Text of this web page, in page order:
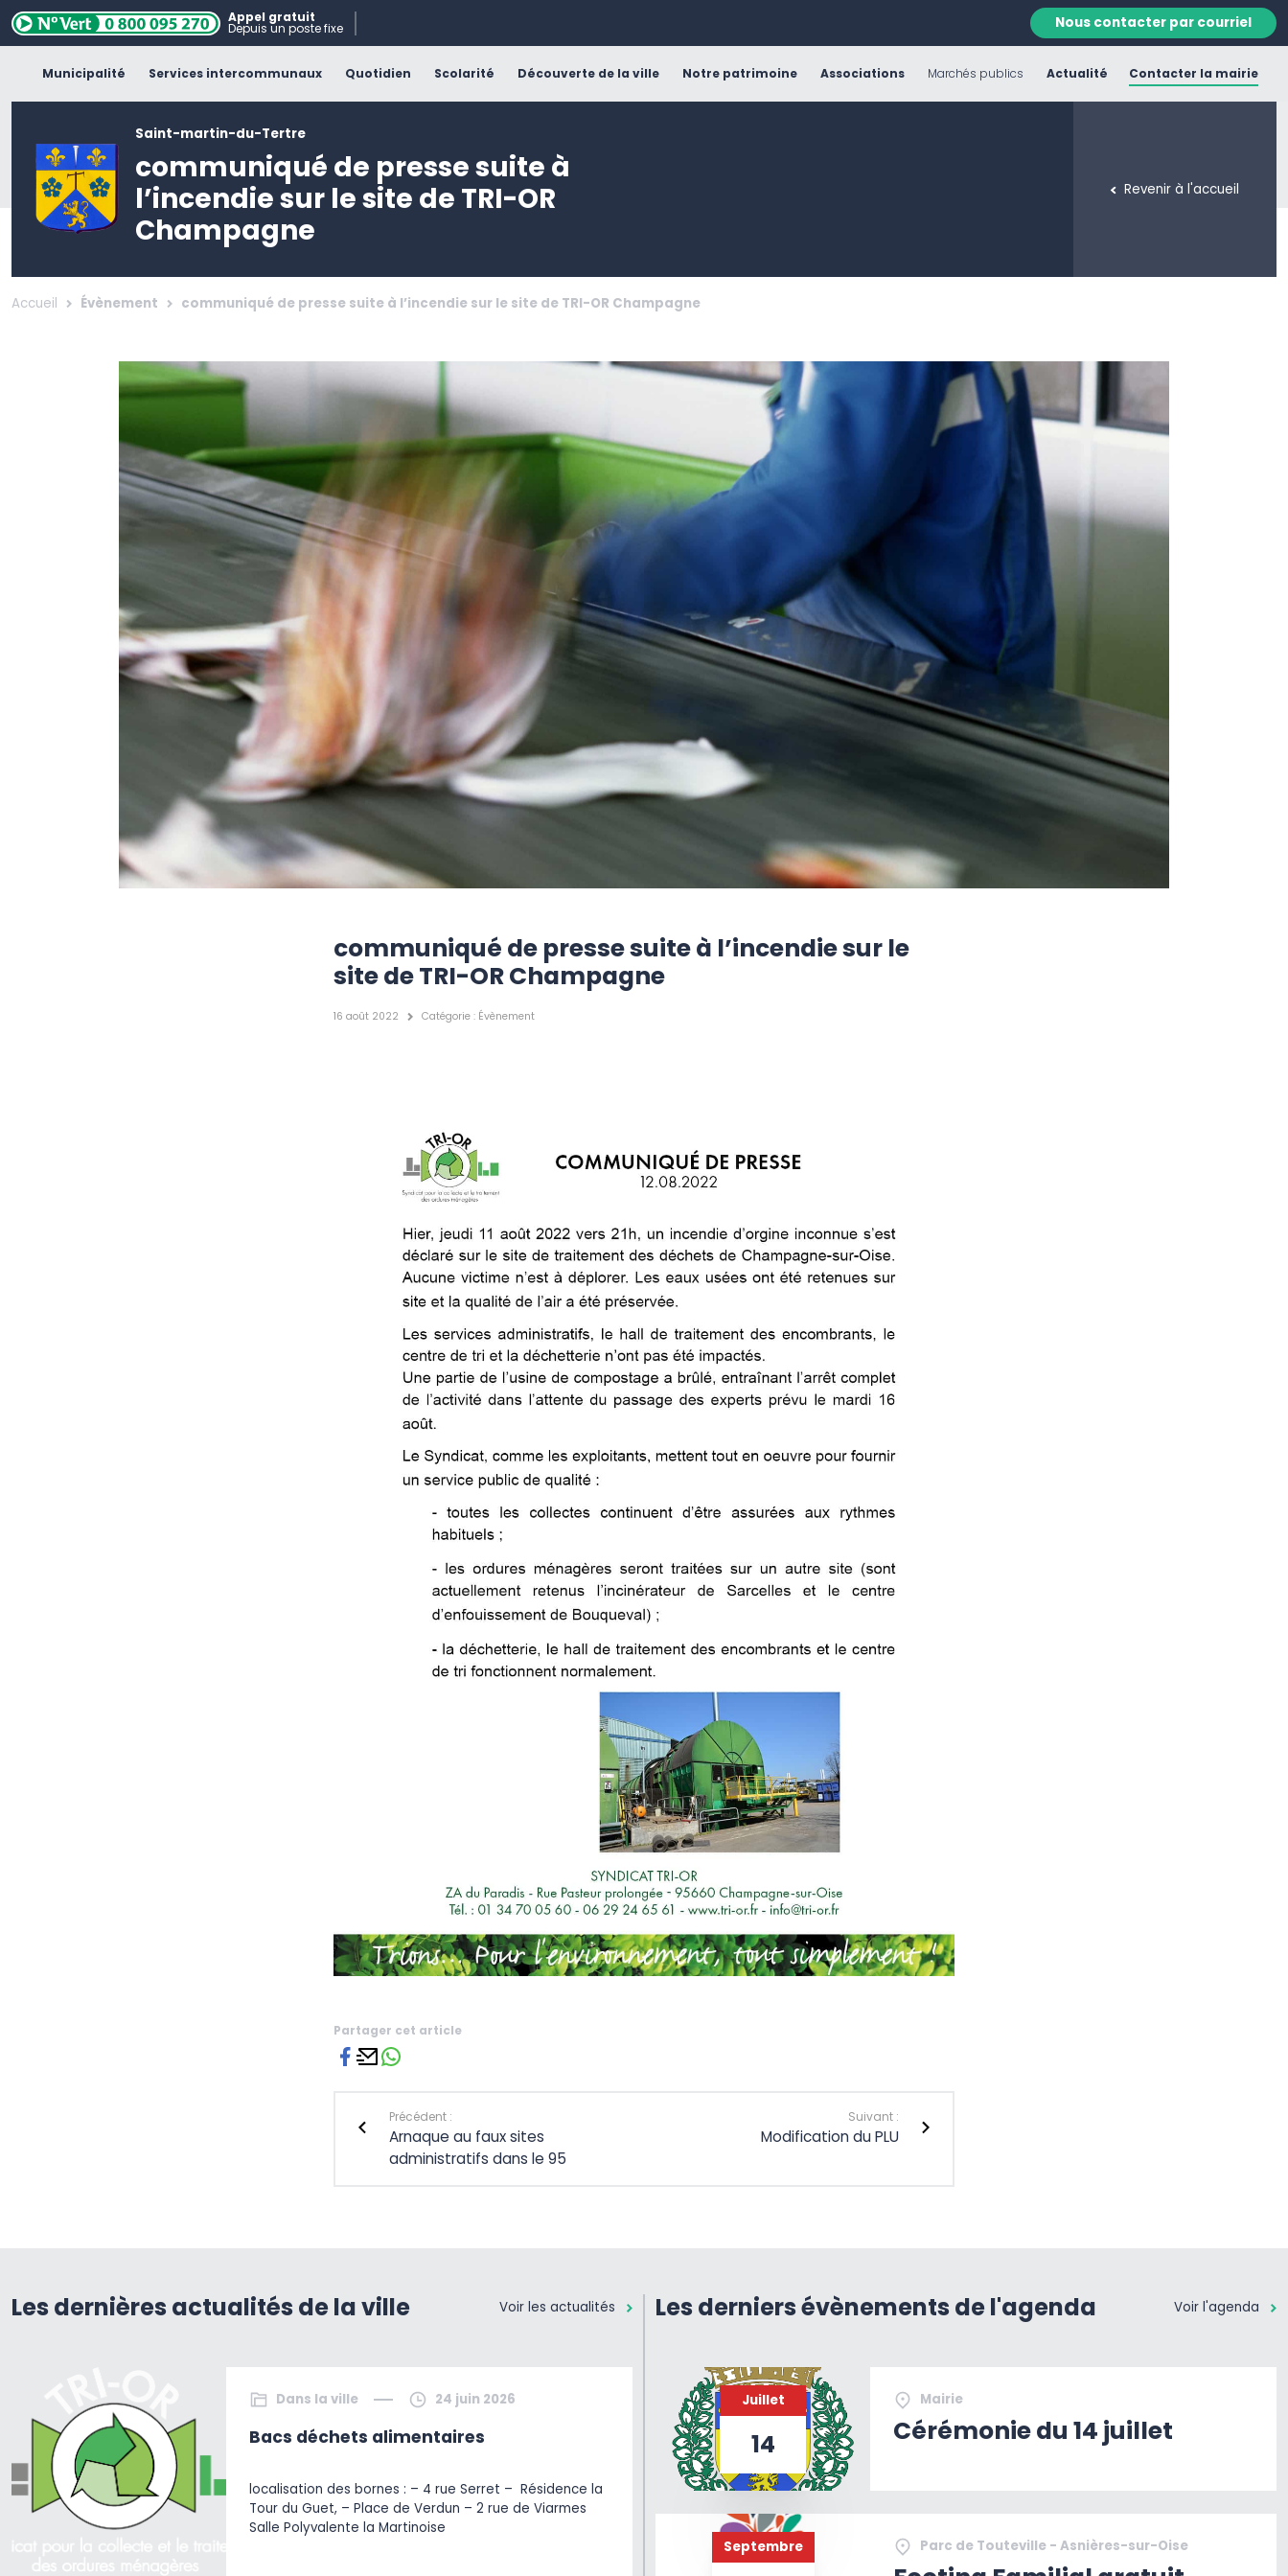
Appel gratuit
Depuis un poste fixe Nous contacter par courriel
Municipalité Services intercommunaux Quotidien Scolarité Découverte de la ville Notre patrimoine Associations Marchés publics Actualité Contacter la mairie
Saint-martin-du-Tertre
communiqué de presse suite à
l’incendie sur le site de TRI-OR
Champagne
Revenir à l'accueil
Accueil Évènement communiqué de presse suite à l’incendie sur le site de TRI-OR Champagne
communiqué de presse suite à l’incendie sur le
site de TRI-OR Champagne
16 août 2022 Catégorie : Évènement
Partager cet article
Précédent :
Arnaque au faux sites
administratifs dans le 95
Suivant :
Modification du PLU
Les dernières actualités de la ville Voir les actualités
Dans la ville 24 juin 2026
Bacs déchets alimentaires
localisation des bornes : – 4 rue Serret – Résidence la
Tour du Guet, – Place de Verdun – 2 rue de Viarmes
Salle Polyvalente la Martinoise
Les derniers évènements de l'agenda Voir l'agenda
Juillet
14
Mairie
Cérémonie du 14 juillet
Septembre Parc de Touteville - Asnières-sur-Oise